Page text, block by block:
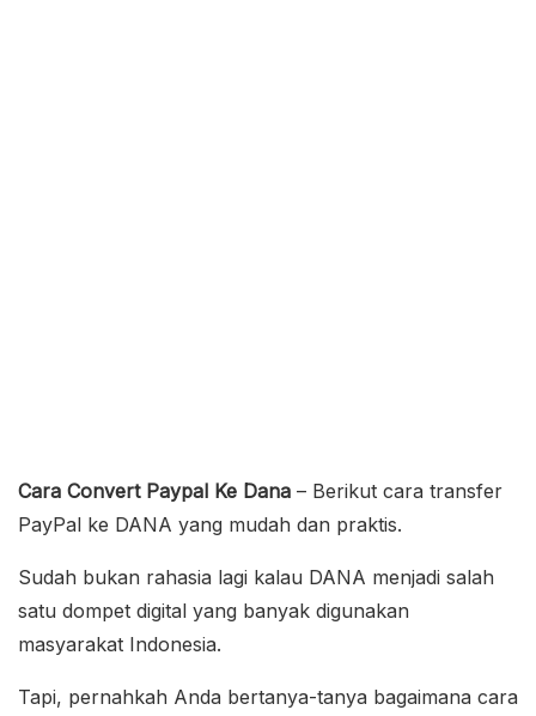
Cara Convert Paypal Ke Dana – Berikut cara transfer
PayPal ke DANA yang mudah dan praktis.
Sudah bukan rahasia lagi kalau DANA menjadi salah
satu dompet digital yang banyak digunakan
masyarakat Indonesia.
Tapi, pernahkah Anda bertanya-tanya bagaimana cara